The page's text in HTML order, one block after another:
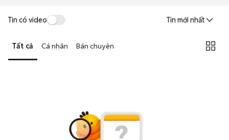
Tin có video Tin mới nhất
Tất cả Cá nhân Bán chuyên